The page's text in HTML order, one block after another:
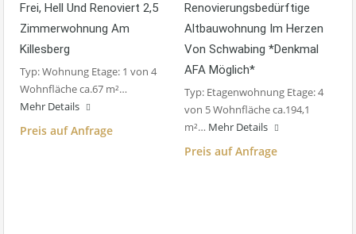
Frei, Hell Und Renoviert 2,5
Zimmerwohnung Am
Killesberg
Typ: Wohnung Etage: 1 von 4
Wohnfläche ca.67 m²…
Mehr Details
Preis auf Anfrage
Renovierungsbedürftige
Altbauwohnung Im Herzen
Von Schwabing *Denkmal
AFA Möglich*
Typ: Etagenwohnung Etage: 4
von 5 Wohnfläche ca.194,1
m²… Mehr Details
Preis auf Anfrage